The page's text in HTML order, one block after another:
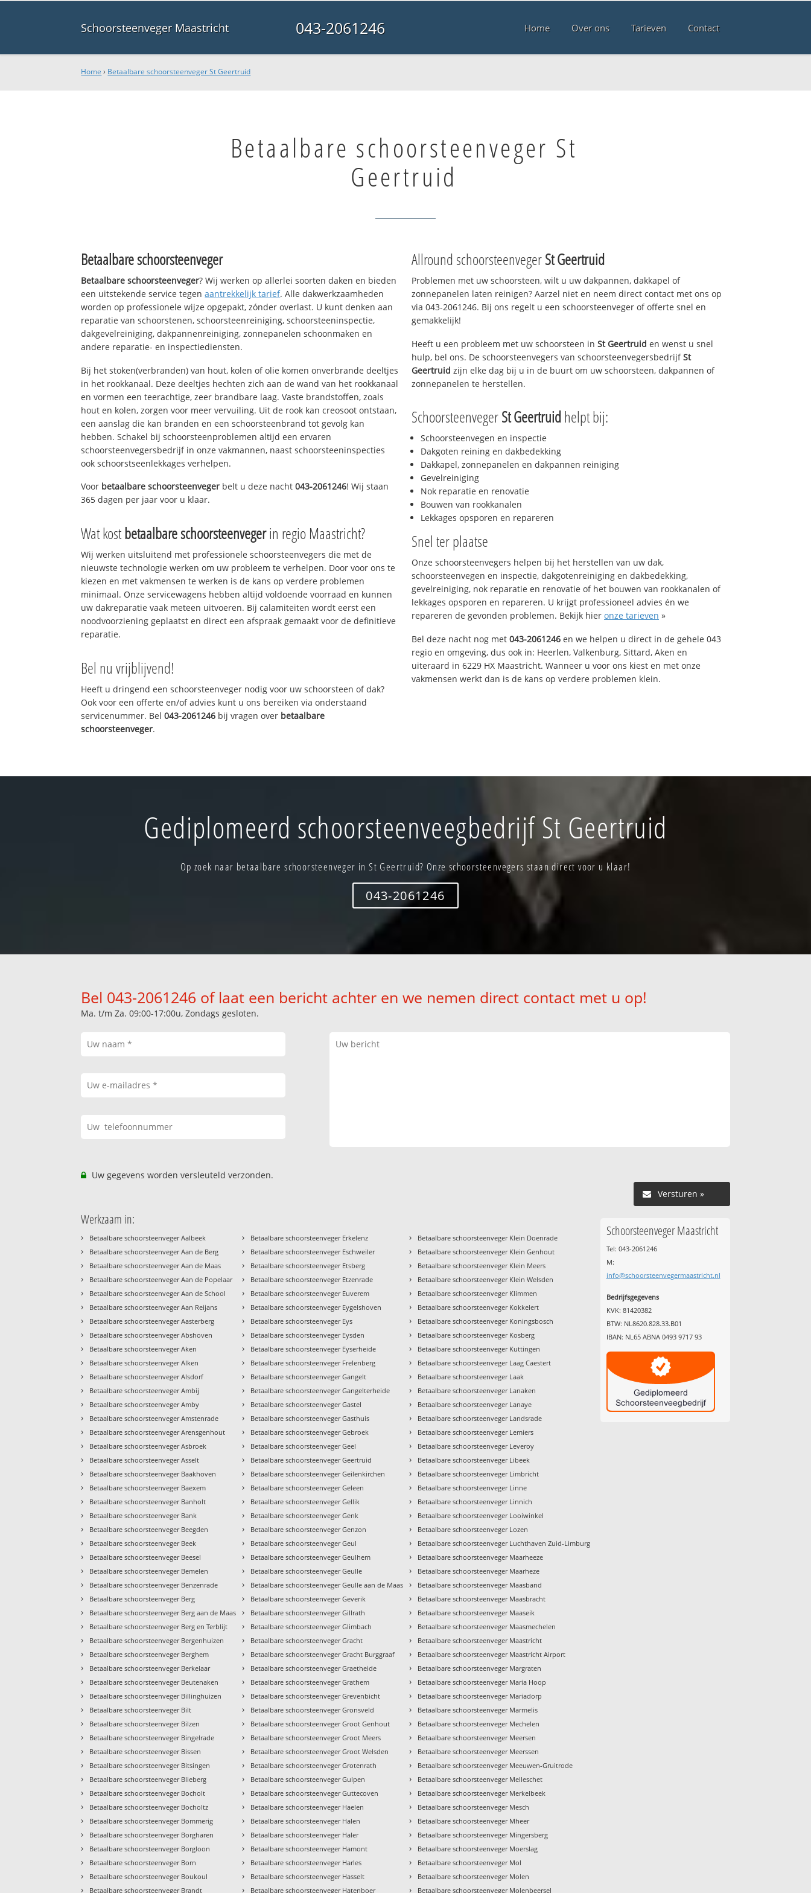
Schoorsteenveger Maastricht 043-2061246 Home Over ons Tarieven Contact
Home › Betaalbare schoorsteenveger St Geertruid
Betaalbare schoorsteenveger St
Geertruid
Betaalbare schoorsteenveger
Betaalbare schoorsteenveger? Wij werken op allerlei soorten daken en bieden
een uitstekende service tegenaantrekkelijk tarief. Alle dakwerkzaamheden
worden op professionele wijze opgepakt, zónder overlast. U kunt denken aan
reparatie van schoorstenen, schoorsteenreiniging, schoorsteeninspectie,
dakgevelreiniging, dakpannenreiniging, zonnepanelen schoonmaken en
andere reparatie- en inspectiediensten.
Bij het stoken(verbranden) van hout, kolen of olie komen onverbrande deeltjes
in het rookkanaal. Deze deeltjes hechten zich aan de wand van het rookkanaal
en vormen een teerachtige, zeer brandbare laag. Vaste brandstoffen, zoals
hout en kolen, zorgen voor meer vervuiling. Uit de rook kan creosoot ontstaan,
een aanslag die kan branden en een schoorsteenbrand tot gevolg kan
hebben. Schakel bij schoorsteenproblemen altijd een ervaren
schoorsteenvegersbedrijf in onze vakmannen, naast schoorsteeninspecties
ook schoorstseenlekkages verhelpen.
Voor betaalbare schoorsteenveger belt u deze nacht043-2061246! Wij staan
365 dagen per jaar voor u klaar.
Wat kostbetaalbare schoorsteenvegerin regio Maastricht?
Wij werken uitsluitend met professionele schoorsteenvegers die met de
nieuwste technologie werken om uw probleem te verhelpen. Door voor ons te
kiezen en met vakmensen te werken is de kans op verdere problemen
minimaal. Onze servicewagens hebben altijd voldoende voorraad en kunnen
uw dakreparatie vaak meteen uitvoeren. Bij calamiteiten wordt eerst een
noodvoorziening geplaatst en direct een afspraak gemaakt voor de definitieve
reparatie.
Bel nu vrijblijvend!
Heeft u dringend een schoorsteenveger nodig voor uw schoorsteen of dak?
Ook voor een offerte en/of advies kunt u ons bereiken via onderstaand
servicenummer. Bel043-2061246 bij vragen over betaalbare
schoorsteenveger.
Allround schoorsteenvegerSt Geertruid
Problemen met uw schoorsteen, wilt u uw dakpannen, dakkapel of
zonnepanelen laten reinigen? Aarzel niet en neem direct contact met ons op
via 043-2061246. Bij ons regelt u een schoorsteenveger of offerte snel en
gemakkelijk!
Heeft u een probleem met uw schoorsteen in St Geertruid en wenst u snel
hulp, bel ons. De schoorsteenvegers van schoorsteenvegersbedrijfSt
Geertruid zijn elke dag bij u in de buurt om uw schoorsteen, dakpannen of
zonnepanelen te herstellen.
SchoorsteenvegerSt Geertruidhelpt bij:
Schoorsteenvegen en inspectie
Dakgoten reining en dakbedekking
Dakkapel, zonnepanelen en dakpannen reiniging
Gevelreiniging
Nok reparatie en renovatie
Bouwen van rookkanalen
Lekkages opsporen en repareren
Snel ter plaatse
Onze schoorsteenvegers helpen bij het herstellen van uw dak,
schoorsteenvegen en inspectie, dakgotenreiniging en dakbedekking,
gevelreiniging, nok reparatie en renovatie of het bouwen van rookkanalen of
lekkages opsporen en repareren. U krijgt professioneel advies én we
repareren de gevonden problemen. Bekijk hier onze tarieven »
Bel deze nacht nog met 043-2061246 en we helpen u direct in de gehele 043
regio en omgeving, dus ook in: Heerlen, Valkenburg, Sittard, Aken en
uiteraard in 6229 HX Maastricht. Wanneer u voor ons kiest en met onze
vakmensen werkt dan is de kans op verdere problemen klein.
Gediplomeerd schoorsteenveegbedrijf St Geertruid
Op zoek naar betaalbare schoorsteenveger in St Geertruid? Onze schoorsteenvegers staan direct voor u klaar!
043-2061246
Bel 043-2061246 of laat een bericht achter en we nemen direct contact met u op!
Ma. t/m Za. 09:00-17:00u, Zondags gesloten.
Uw gegevens worden versleuteld verzonden.
Versturen »
Werkzaam in:
› Betaalbare schoorsteenveger Aalbeek
› Betaalbare schoorsteenveger Aan de Berg
› Betaalbare schoorsteenveger Aan de Maas
› Betaalbare schoorsteenveger Aan de Popelaar
› Betaalbare schoorsteenveger Aan de School
› Betaalbare schoorsteenveger Aan Reijans
› Betaalbare schoorsteenveger Aasterberg
› Betaalbare schoorsteenveger Abshoven
› Betaalbare schoorsteenveger Aken
› Betaalbare schoorsteenveger Alken
› Betaalbare schoorsteenveger Alsdorf
› Betaalbare schoorsteenveger Ambij
› Betaalbare schoorsteenveger Amby
› Betaalbare schoorsteenveger Amstenrade
› Betaalbare schoorsteenveger Arensgenhout
› Betaalbare schoorsteenveger Asbroek
› Betaalbare schoorsteenveger Asselt
› Betaalbare schoorsteenveger Baakhoven
› Betaalbare schoorsteenveger Baexem
› Betaalbare schoorsteenveger Banholt
› Betaalbare schoorsteenveger Bank
› Betaalbare schoorsteenveger Beegden
› Betaalbare schoorsteenveger Beek
› Betaalbare schoorsteenveger Beesel
› Betaalbare schoorsteenveger Bemelen
› Betaalbare schoorsteenveger Benzenrade
› Betaalbare schoorsteenveger Berg
› Betaalbare schoorsteenveger Berg aan de Maas
› Betaalbare schoorsteenveger Berg en Terblijt
› Betaalbare schoorsteenveger Bergenhuizen
› Betaalbare schoorsteenveger Berghem
› Betaalbare schoorsteenveger Berkelaar
› Betaalbare schoorsteenveger Beutenaken
› Betaalbare schoorsteenveger Billinghuizen
› Betaalbare schoorsteenveger Bilt
› Betaalbare schoorsteenveger Bilzen
› Betaalbare schoorsteenveger Bingelrade
› Betaalbare schoorsteenveger Bissen
› Betaalbare schoorsteenveger Bitsingen
› Betaalbare schoorsteenveger Blieberg
› Betaalbare schoorsteenveger Bocholt
› Betaalbare schoorsteenveger Bocholtz
› Betaalbare schoorsteenveger Bommerig
› Betaalbare schoorsteenveger Borgharen
› Betaalbare schoorsteenveger Borgloon
› Betaalbare schoorsteenveger Born
› Betaalbare schoorsteenveger Boukoul
› Betaalbare schoorsteenveger Brandt
› Betaalbare schoorsteenveger Erkelenz
› Betaalbare schoorsteenveger Eschweiler
› Betaalbare schoorsteenveger Etsberg
› Betaalbare schoorsteenveger Etzenrade
› Betaalbare schoorsteenveger Euverem
› Betaalbare schoorsteenveger Eygelshoven
› Betaalbare schoorsteenveger Eys
› Betaalbare schoorsteenveger Eysden
› Betaalbare schoorsteenveger Eyserheide
› Betaalbare schoorsteenveger Frelenberg
› Betaalbare schoorsteenveger Gangelt
› Betaalbare schoorsteenveger Gangelterheide
› Betaalbare schoorsteenveger Gastel
› Betaalbare schoorsteenveger Gasthuis
› Betaalbare schoorsteenveger Gebroek
› Betaalbare schoorsteenveger Geel
› Betaalbare schoorsteenveger Geertruid
› Betaalbare schoorsteenveger Geilenkirchen
› Betaalbare schoorsteenveger Geleen
› Betaalbare schoorsteenveger Gellik
› Betaalbare schoorsteenveger Genk
› Betaalbare schoorsteenveger Genzon
› Betaalbare schoorsteenveger Geul
› Betaalbare schoorsteenveger Geulhem
› Betaalbare schoorsteenveger Geulle
› Betaalbare schoorsteenveger Geulle aan de Maas
› Betaalbare schoorsteenveger Geverik
› Betaalbare schoorsteenveger Gillrath
› Betaalbare schoorsteenveger Glimbach
› Betaalbare schoorsteenveger Gracht
› Betaalbare schoorsteenveger Gracht Burggraaf
› Betaalbare schoorsteenveger Graetheide
› Betaalbare schoorsteenveger Grathem
› Betaalbare schoorsteenveger Grevenbicht
› Betaalbare schoorsteenveger Gronsveld
› Betaalbare schoorsteenveger Groot Genhout
› Betaalbare schoorsteenveger Groot Meers
› Betaalbare schoorsteenveger Groot Welsden
› Betaalbare schoorsteenveger Grotenrath
› Betaalbare schoorsteenveger Gulpen
› Betaalbare schoorsteenveger Guttecoven
› Betaalbare schoorsteenveger Haelen
› Betaalbare schoorsteenveger Halen
› Betaalbare schoorsteenveger Haler
› Betaalbare schoorsteenveger Hamont
› Betaalbare schoorsteenveger Harles
› Betaalbare schoorsteenveger Hasselt
› Betaalbare schoorsteenveger Hatenboer
› Betaalbare schoorsteenveger Klein Doenrade
› Betaalbare schoorsteenveger Klein Genhout
› Betaalbare schoorsteenveger Klein Meers
› Betaalbare schoorsteenveger Klein Welsden
› Betaalbare schoorsteenveger Klimmen
› Betaalbare schoorsteenveger Kokkelert
› Betaalbare schoorsteenveger Koningsbosch
› Betaalbare schoorsteenveger Kosberg
› Betaalbare schoorsteenveger Kuttingen
› Betaalbare schoorsteenveger Laag Caestert
› Betaalbare schoorsteenveger Laak
› Betaalbare schoorsteenveger Lanaken
› Betaalbare schoorsteenveger Lanaye
› Betaalbare schoorsteenveger Landsrade
› Betaalbare schoorsteenveger Lemiers
› Betaalbare schoorsteenveger Leveroy
› Betaalbare schoorsteenveger Libeek
› Betaalbare schoorsteenveger Limbricht
› Betaalbare schoorsteenveger Linne
› Betaalbare schoorsteenveger Linnich
› Betaalbare schoorsteenveger Looiwinkel
› Betaalbare schoorsteenveger Lozen
› Betaalbare schoorsteenveger Luchthaven Zuid-Limburg
› Betaalbare schoorsteenveger Maarheeze
› Betaalbare schoorsteenveger Maarheze
› Betaalbare schoorsteenveger Maasband
› Betaalbare schoorsteenveger Maasbracht
› Betaalbare schoorsteenveger Maaseik
› Betaalbare schoorsteenveger Maasmechelen
› Betaalbare schoorsteenveger Maastricht
› Betaalbare schoorsteenveger Maastricht Airport
› Betaalbare schoorsteenveger Margraten
› Betaalbare schoorsteenveger Maria Hoop
› Betaalbare schoorsteenveger Mariadorp
› Betaalbare schoorsteenveger Marmelis
› Betaalbare schoorsteenveger Mechelen
› Betaalbare schoorsteenveger Meersen
› Betaalbare schoorsteenveger Meerssen
› Betaalbare schoorsteenveger Meeuwen-Gruitrode
› Betaalbare schoorsteenveger Melleschet
› Betaalbare schoorsteenveger Merkelbeek
› Betaalbare schoorsteenveger Mesch
› Betaalbare schoorsteenveger Mheer
› Betaalbare schoorsteenveger Mingersberg
› Betaalbare schoorsteenveger Moerslag
› Betaalbare schoorsteenveger Mol
› Betaalbare schoorsteenveger Molen
› Betaalbare schoorsteenveger Molenbeersel
Schoorsteenveger Maastricht
Tel: 043-2061246
M:
info@schoorsteenvegermaastricht.nl
Bedrijfsgegevens
KVK: 81420382
BTW: NL8620.828.33.B01
IBAN: NL65 ABNA 0493 9717 93